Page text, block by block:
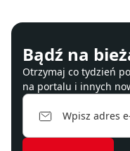
Bądź na
Otrzymaj co tydzień
na portalu i innych